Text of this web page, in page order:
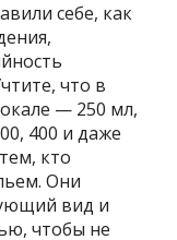
себе, как
что в
— 250 мл,
400 и даже
кто
Они
вид и
чтобы не